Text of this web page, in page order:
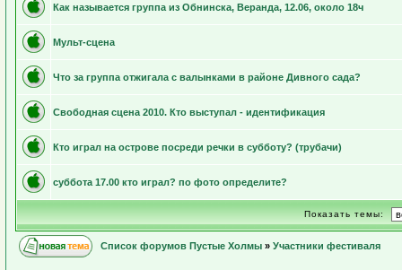
Как называется группа из Обнинска, Веранда, 12.06, около 18ч
Мульт-сцена
Что за группа отжигала с валынками в районе Дивного сада?
Свободная сцена 2010. Кто выступал - идентификация
Кто играл на острове посреди речки в субботу? (трубачи)
суббота 17.00 кто играл? по фото определите?
Показать темы:
Список форумов Пустые Холмы » Участники фестиваля